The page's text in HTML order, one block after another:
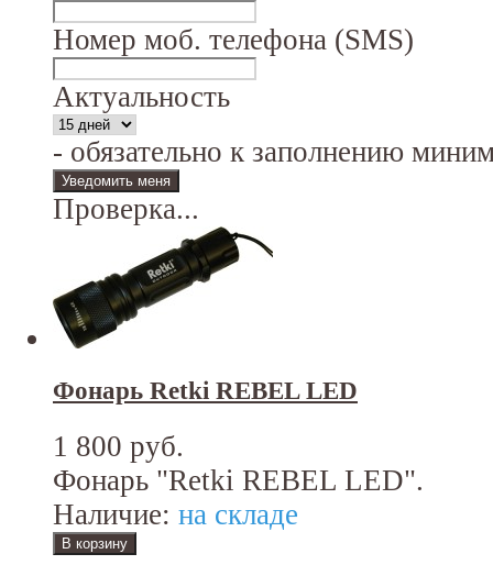
Номер моб. телефона (SMS)
Актуальность
- обязательно к заполнению
Проверка...
Фонарь Retki REBEL LED
1 800 руб.
Фонарь "Retki REBEL LED".
Наличие: на складе